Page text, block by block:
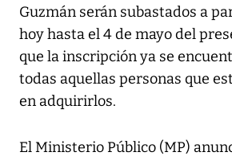
Guzmán serán subastados a
hoy hasta el 4 de mayo del
que la inscripción ya se
todas aquellas personas que
en adquirirlos.
El Ministerio Público (MP)